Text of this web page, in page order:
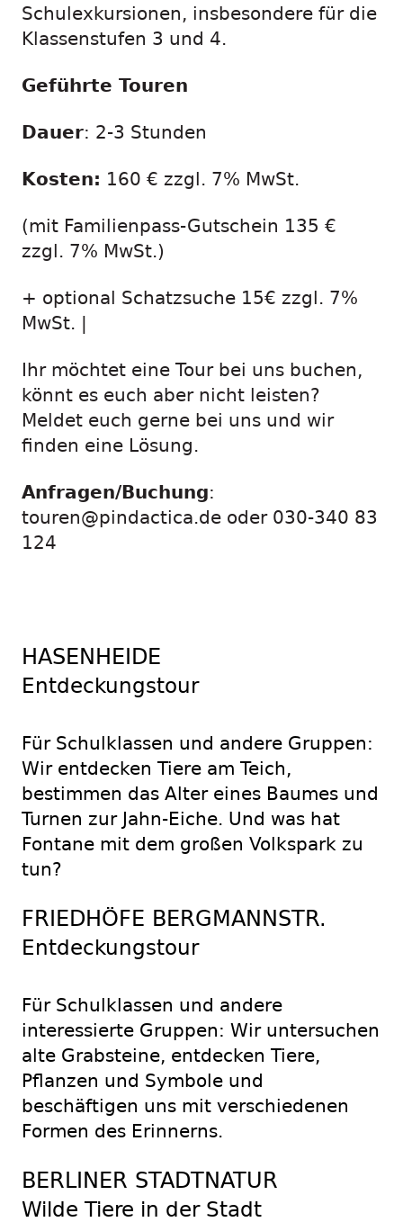
Schulexkursionen, insbesondere für die
Klassenstufen 3 und 4.
Geführte Touren
Dauer: 2-3 Stunden
Kosten: 160 € zzgl. 7% MwSt.
(mit Familienpass-Gutschein 135 €
zzgl. 7% MwSt.)
+ optional Schatzsuche 15€ zzgl. 7%
MwSt. |
Ihr möchtet eine Tour bei uns buchen,
könnt es euch aber nicht leisten?
Meldet euch gerne bei uns und wir
finden eine Lösung.
Anfragen/Buchung:
touren@pindactica.de oder 030-340 83
124
HASENHEIDE
Entdeckungstour
Für Schulklassen und andere Gruppen:
Wir entdecken Tiere am Teich,
bestimmen das Alter eines Baumes und
Turnen zur Jahn-Eiche. Und was hat
Fontane mit dem großen Volkspark zu
tun?
FRIEDHÖFE BERGMANNSTR.
Entdeckungstour
Für Schulklassen und andere
interessierte Gruppen: Wir untersuchen
alte Grabsteine, entdecken Tiere,
Pflanzen und Symbole und
beschäftigen uns mit verschiedenen
Formen des Erinnerns.
BERLINER STADTNATUR
Wilde Tiere in der Stadt